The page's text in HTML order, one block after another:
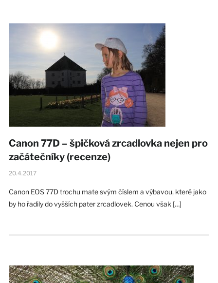
Canon 77D – špičková zrcadlovka nejen pro
začátečníky (recenze)
20.4.2017
Canon EOS 77D trochu mate svým číslem a výbavou, které jako
by ho řadily do vyšších pater zrcadlovek. Cenou však […]